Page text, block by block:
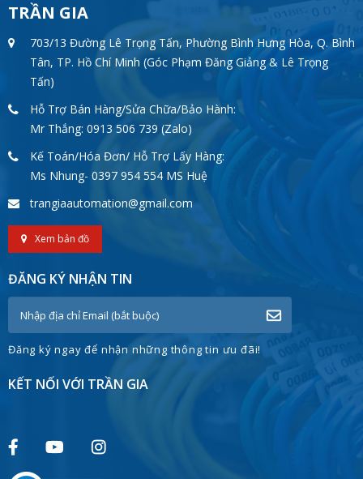
TRẦN GIA
703/13 Đường Lê Trọng Tấn, Phường Bình Hưng Hòa, Q. Bình
Tân, TP. Hồ Chí Minh (Góc Phạm Đăng Giảng & Lê Trọng
Tấn)
Hỗ Trợ Bán Hàng/Sửa Chữa/Bảo Hành:
Mr Thắng: 0913 506 739 (Zalo)
Kế Toán/Hóa Đơn/ Hỗ Trợ Lấy Hàng:
Ms Nhung- 0397 954 554 MS Huệ
trangiaautomation@gmail.com
Xem bản đồ
ĐĂNG KÝ NHẬN TIN
Đăng ký ngay để nhận những thông tin ưu đãi!
KẾT NỐI VỚI TRẦN GIA